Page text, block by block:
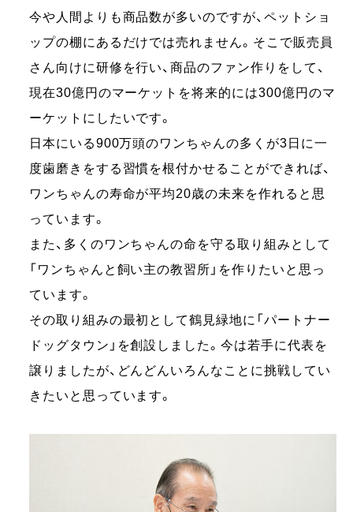
今や人間よりも商品数が多いのですが、ペットショ
ップの棚にあるだけでは売れません。そこで販売員
さん向けに研修を行い、商品のファン作りをして、
現在30億円のマーケットを将来的には300億円のマ
ーケットにしたいです。
日本にいる900万頭のワンちゃんの多くが3日に一
度歯磨きをする習慣を根付かせることができれば、
ワンちゃんの寿命が平均20歳の未来を作れると思
っています。
また、多くのワンちゃんの命を守る取り組みとして
「ワンちゃんと飼い主の教習所」を作りたいと思っ
ています。
その取り組みの最初として鶴見緑地に「パートナー
ドッグタウン」を創設しました。今は若手に代表を
譲りましたが、どんどんいろんなことに挑戦してい
きたいと思っています。